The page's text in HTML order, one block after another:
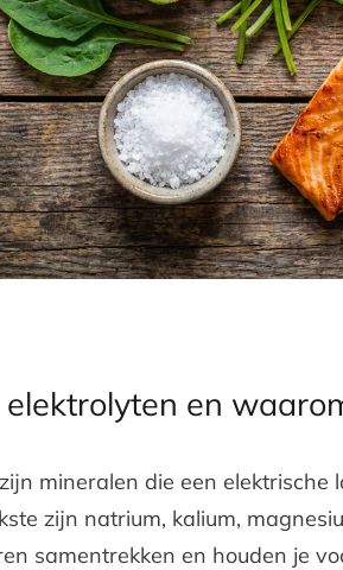
en
mineralen die een
zijn natrium, kalium,
samentrekken en houden je